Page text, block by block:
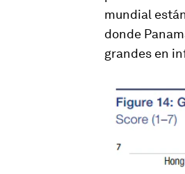
mundial
donde
grandes en